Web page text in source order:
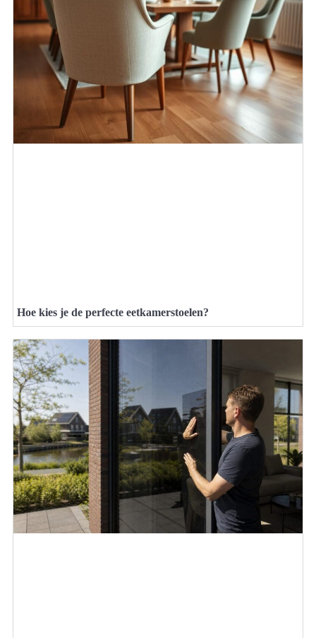
Hoe kies je de perfecte eetkamerstoelen?